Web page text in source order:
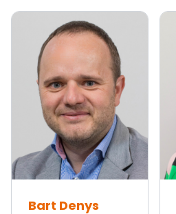
Bart Denys